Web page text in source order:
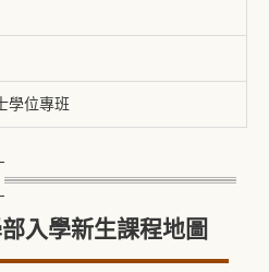
學位專班
入學新生課程地圖